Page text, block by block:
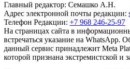
Главный редактор: Семашко А.Н.
Адрес электронной почты редакции:
Телефон Редакции: +7 968 246-25-97
На страницах сайта в
встречаться указание на WhatsApp.
данный сервис принадлежит Meta
которой признана экстремистской и